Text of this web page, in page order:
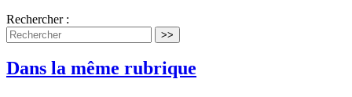
Rechercher :
>>
Dans la même rubrique